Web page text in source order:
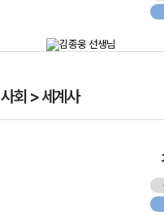
사회 > 세계사